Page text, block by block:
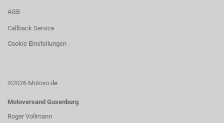
AGB
Callback Service
Cookie Einstellungen
©2026 Motovo.de
Motoversand Gusenburg
Roger Vollmann